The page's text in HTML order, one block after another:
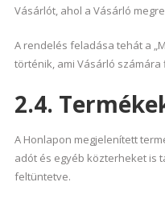
Vásárlót, ahol a Vásárló
A rendelés feladása tehát a
történik, ami Vásárló
2.4.
A Honlapon megjelenített
adót és egyéb közterheket is
feltüntetve.